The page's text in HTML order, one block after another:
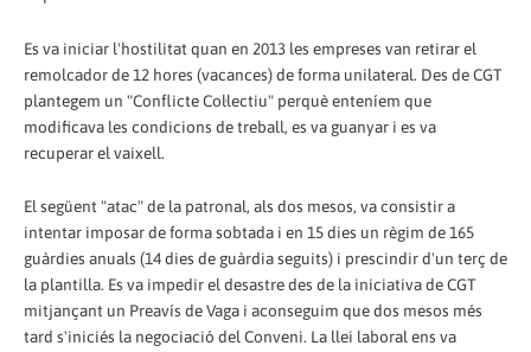
Es va iniciar l'hostilitat quan en 2013 les empreses van retirar el
remolcador de 12 hores (vacances) de forma unilateral. Des de CGT
plantegem un "Conflicte Col·lectiu" perquè enteníem que
modificava les condicions de treball, es va guanyar i es va
recuperar el vaixell.
El següent "atac" de la patronal, als dos mesos, va consistir a
intentar imposar de forma sobtada i en 15 dies un règim de 165
guàrdies anuals (14 dies de guàrdia seguits) i prescindir d'un terç de
la plantilla. Es va impedir el desastre des de la iniciativa de CGT
mitjançant un Preavís de Vaga i aconseguim que dos mesos més
tard s'iniciés la negociació del Conveni. La llei laboral ens va